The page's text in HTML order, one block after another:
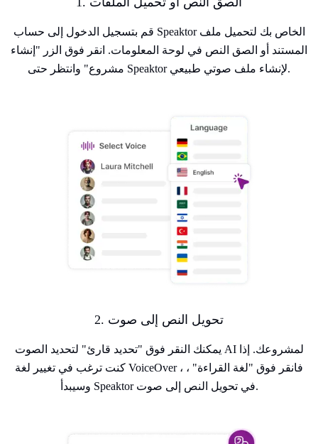
قم بتسجيل الدخول إلى حساب Speaktor الخاص بك لتحميل ملف
المستند أو الصق النص في لوحة المعلومات. انقر فوق الزر "إنشاء
مشروع" وانتظر حتى Speaktor لإنشاء ملف صوتي طبيعي.
2. تحويل النص إلى صوت
يمكنك النقر فوق "تحديد قارئ" لتحديد الصوت AI لمشروعك. إذا
كنت ترغب في تغيير لغة VoiceOver ، فانقر فوق "لغة القراءة" ،
وسيبدأ Speaktor في تحويل النص إلى صوت.